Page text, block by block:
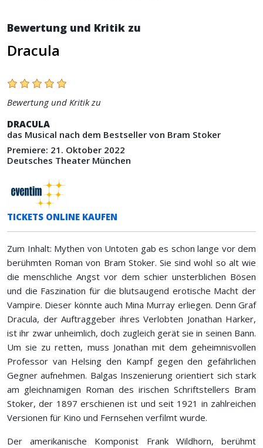
Bewertung und Kritik zu
Dracula
Bewertung und Kritik zu
DRACULA
das Musical nach dem Bestseller von Bram Stoker
Premiere: 21. Oktober 2022
Deutsches Theater München
TICKETS ONLINE KAUFEN
Zum Inhalt: Mythen von Untoten gab es schon lange vor dem
berühmten Roman von Bram Stoker. Sie sind wohl so alt wie
die menschliche Angst vor dem schier unsterblichen Bösen
und die Faszination für die blutsaugend erotische Macht der
Vampire. Dieser könnte auch Mina Murray erliegen. Denn Graf
Dracula, der Auftraggeber ihres Verlobten Jonathan Harker,
ist ihr zwar unheimlich, doch zugleich gerät sie in seinen Bann.
Um sie zu retten, muss Jonathan mit dem geheimnisvollen
Professor van Helsing den Kampf gegen den gefährlichen
Gegner aufnehmen. Balgas Inszenierung orientiert sich stark
am gleichnamigen Roman des irischen Schriftstellers Bram
Stoker, der 1897 erschienen ist und seit 1921 in zahlreichen
Versionen für Kino und Fernsehen verfilmt wurde.
Der amerikanische Komponist Frank Wildhorn, berühmt